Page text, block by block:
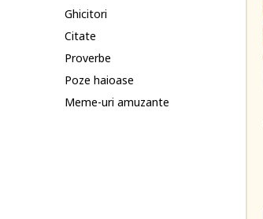
Ghicitori
Citate
Proverbe
Poze haioase
Meme-uri amuzante